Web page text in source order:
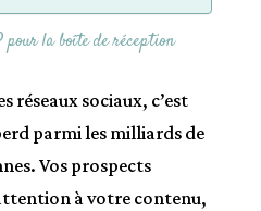
pour la boîte de réception
réseaux sociaux, c’est
parmi les milliards de
Vos prospects
à votre contenu,